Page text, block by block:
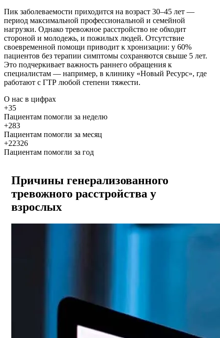
Пик заболеваемости приходится на возраст 30–45 лет —
период максимальной профессиональной и семейной
нагрузки. Однако тревожное расстройство не обходит
стороной и молодежь, и пожилых людей. Отсутствие
своевременной помощи приводит к хронизации: у 60%
пациентов без терапии симптомы сохраняются свыше 5 лет.
Это подчеркивает важность раннего обращения к
специалистам — например, в клинику «Новый Ресурс», где
работают с ГТР любой степени тяжести.
О нас в цифрах
+35
Пациентам помогли за неделю
+283
Пациентам помогли за месяц
+22326
Пациентам помогли за год
Причины генерализованного
тревожного расстройства у
взрослых